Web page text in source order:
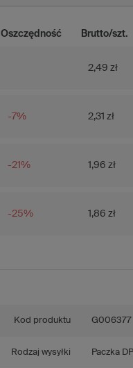
Oszczędność Brutto/szt.
2,49 zł
-7% 2,31 zł
-21% 1,96 zł
-25% 1,86 zł
Kod produktu G006377
Rodzaj wysyłki Paczka